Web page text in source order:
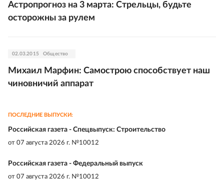
Астропрогноз на 3 марта: Стрельцы, будьте
осторожны за рулем
02.03.2015 Общество
Михаил Марфин: Самострою способствует наш
чиновничий аппарат
ПОСЛЕДНИЕ ВЫПУСКИ:
Российская газета - Спецвыпуск: Строительство
от 07 августа 2026 г. №10012
Российская газета - Федеральный выпуск
от 07 августа 2026 г. №10012